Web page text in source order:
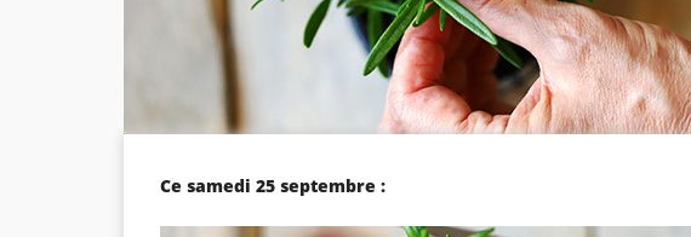
Ce samedi 25 septembre :